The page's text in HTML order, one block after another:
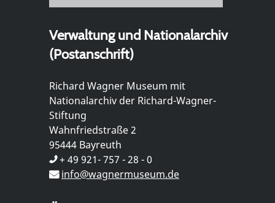
Verwaltung und Nationalarchiv
(Postanschrift)
Richard Wagner Museum mit
Nationalarchiv der Richard-Wagner-
Stiftung
Wahnfriedstraße 2
95444 Bayreuth
+ 49 921- 757 - 28 - 0
info@wagnermuseum.de